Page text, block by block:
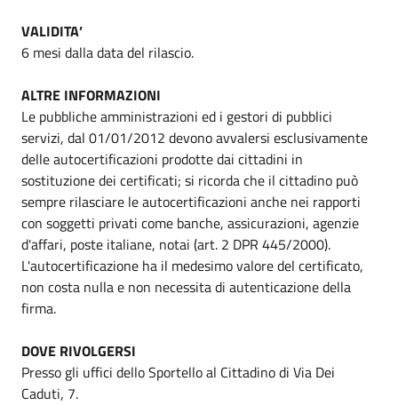
VALIDITA’
6 mesi dalla data del rilascio.
ALTRE INFORMAZIONI
Le pubbliche amministrazioni ed i gestori di pubblici
servizi, dal 01/01/2012 devono avvalersi esclusivamente
delle autocertificazioni prodotte dai cittadini in
sostituzione dei certificati; si ricorda che il cittadino può
sempre rilasciare le autocertificazioni anche nei rapporti
con soggetti privati come banche, assicurazioni, agenzie
d'affari, poste italiane, notai (art. 2 DPR 445/2000).
L'autocertificazione ha il medesimo valore del certificato,
non costa nulla e non necessita di autenticazione della
firma.
DOVE RIVOLGERSI
Presso gli uffici dello Sportello al Cittadino di Via Dei
Caduti, 7.